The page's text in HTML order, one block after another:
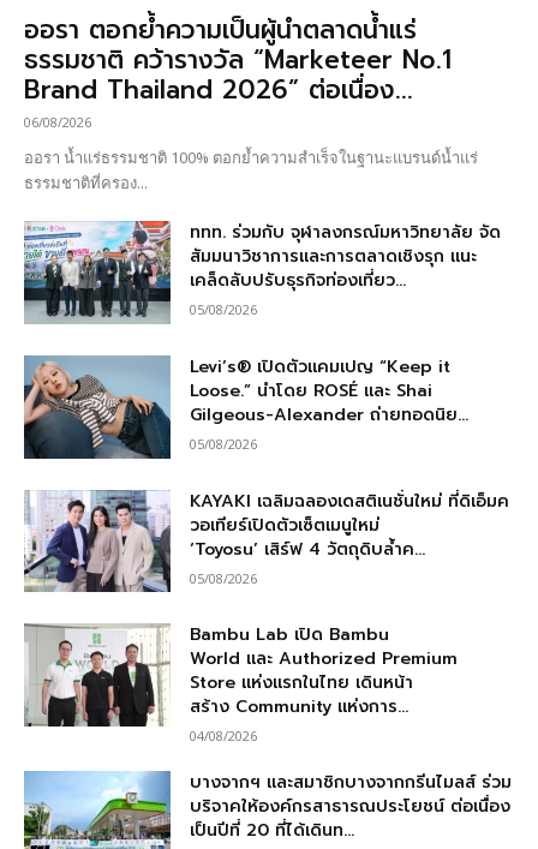
ออรา ตอกย้ำความเป็นผู้นำตลาดน้ำแร่
ธรรมชาติ คว้ารางวัล “Marketeer No.1
Brand Thailand 2026” ต่อเนื่อง...
06/08/2026
ออรา น้ำแร่ธรรมชาติ 100% ตอกย้ำความสำเร็จในฐานะแบรนด์น้ำแร่
ธรรมชาติที่ครอง...
ททท. ร่วมกับ จุฬาลงกรณ์มหาวิทยาลัย จัด
สัมมนาวิชาการและการตลาดเชิงรุก แนะ
เคล็ดลับปรับธุรกิจท่องเที่ยว...
05/08/2026
Levi’s® เปิดตัวแคมเปญ “Keep it
Loose.” นำโดย ROSÉ และ Shai
Gilgeous-Alexander ถ่ายทอดนิย...
05/08/2026
KAYAKI เฉลิมฉลองเดสติเนชั่นใหม่ ที่ดิเอ็มค
วอเทียร์เปิดตัวเซ็ตเมนูใหม่
‘Toyosu’ เสิร์ฟ 4 วัตถุดิบล้ำค...
05/08/2026
Bambu Lab เปิด Bambu
World และ Authorized Premium
Store แห่งแรกในไทย เดินหน้า
สร้าง Community แห่งการ...
04/08/2026
บางจากฯ และสมาชิกบางจากกรีนไมลส์ ร่วม
บริจาคให้องค์กรสาธารณประโยชน์ ต่อเนื่อง
เป็นปีที่ 20 ที่ได้เดินท...